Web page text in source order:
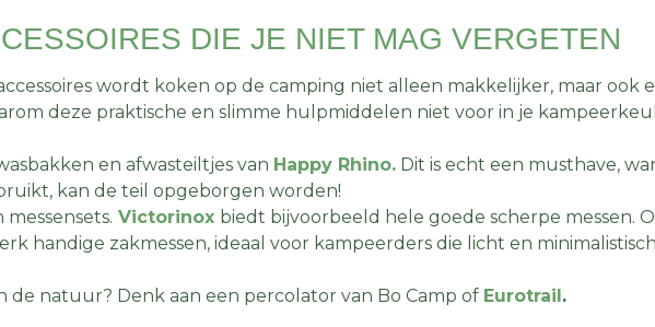
DIE JE NIET MAG VERGETEN
wordt koken op de camping niet alleen makkelijker, maar ook
deze praktische en slimme hulpmiddelen niet voor in je
en afwasteiltjes van Happy Rhino. Dit is echt een musthave,
kan de teil opgeborgen worden!
Victorinox biedt bijvoorbeeld hele goede scherpe messen.
handige zakmessen, ideaal voor kampeerders die licht en minimalistisch
de natuur? Denk aan een percolator van Bo Camp of Eurotrail .